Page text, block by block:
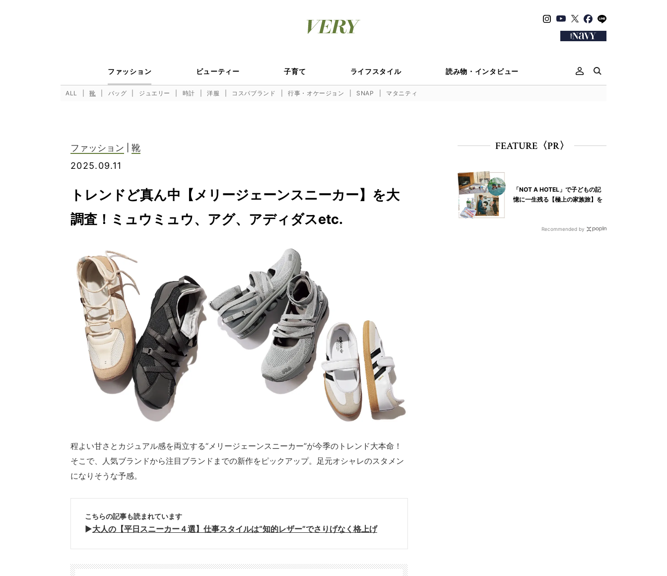
ファッション ビューティー 子育て ライフスタイル 読み物・インタビュー
ALL 靴 バッグ ジュエリー 時計 洋服 コスパブランド 行事・オケージョン SNAP マタニティ
ファッション
靴
2025.09.11
トレンドど真ん中【メリージェーンスニーカー】を大
調査！ミュウミュウ、アグ、アディダスetc.
程よい甘さとカジュアル感を両立する“メリージェーンスニーカー”が今季のトレンド大本命！
そこで、人気ブランドから注目ブランドまでの新作をピックアップ。足元オシャレのスタメン
になりそうな予感。
こちらの記事も読まれています
▶︎大人の【平日スニーカー４選】仕事スタイルは“知的レザー”でさりげなく格上げ
FEATURE〈PR〉
「NOT A HOTEL」で子どもの記
憶に一生残る【極上の家族旅】を
Recommended by